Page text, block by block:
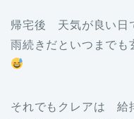
帰宅後 天気が良い日
雨続きだといつまでも
それでもクレアは 給